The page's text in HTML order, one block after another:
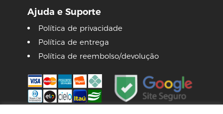
Ajuda e Suporte
Política de privacidade
Política de entrega
Política de reembolso/devolução